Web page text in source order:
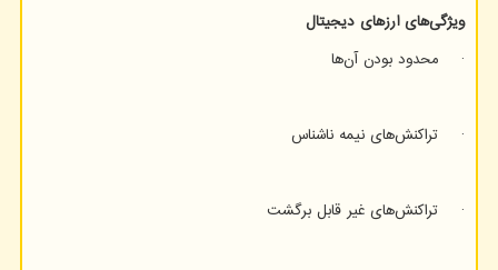
ویژگی‌های ارزهای دیجیتال
· محدود بودن آن‌ها
· تراکنش‌های نیمه ناشناس
· تراکنش‌های غیر قابل برگشت